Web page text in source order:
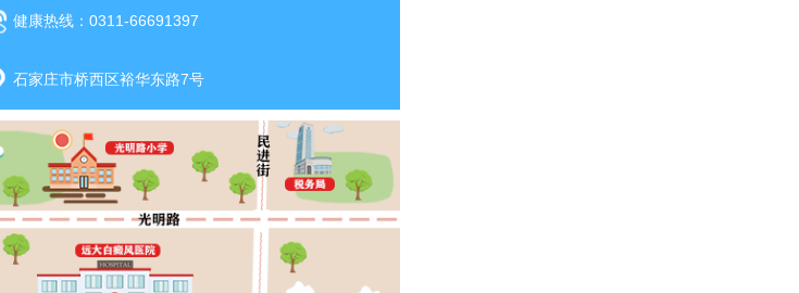
健康热线：0311-66691397
石家庄市桥西区裕华东路7号